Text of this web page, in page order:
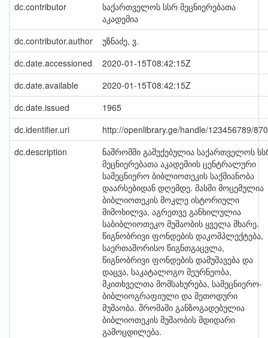
dc.contributor
საქართველოს სსრ მეცნიერებათა
აკადემია
dc.contributor.author
უზნაძე, ვ.
dc.date.accessioned
2020-01-15T08:42:15Z
dc.date.available
2020-01-15T08:42:15Z
dc.date.issued
1965
dc.identifier.uri
http://openlibrary.ge/handle/123456789/
dc.description
ნაშრომში გაშუქებულია საქართველოს
მეცნიერებათა აკადემიის ცენტრალური
სამეცნიერო ბიბლიოთეკის საქმიანობა
დაარსებიდან დღემდე. მასში მოცემულია
ბიბლიოთეკის მოკლე ისტორიული
მიმოხილვა, აგრეთვე განხილულია
საბიბლიოთეკო მუშაობის ყველა მხარე.
წიგნობრივი ფონდების დაკომპლექტება,
საერთაშორისო წიგნთგაცვლა,
წიგნობრივი ფონდების დამუშავება და
დაცვა, საკატალოგო მეურნეობა,
მკითხველთა მომსახურება, სამეცნიერო-
ბიბლიოგრაფიული და მეთოდური
მუშაობა. შრომაში განზოგადებულია
ბიბლიოთეკის მუშაობის მდიდარი
გამოცდილება.